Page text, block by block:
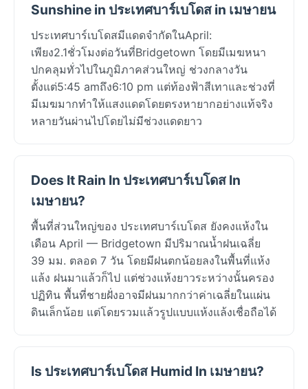
Sunshine in ประเทศบาร์เบโดส in เมษายน
ประเทศบาร์เบโดสมีแดดจำกัดในApril:
เพียง2.1ชั่วโมงต่อวันที่Bridgetown โดยมีเมฆหนา
ปกคลุมทั่วไปในภูมิภาคส่วนใหญ่ ช่วงกลางวัน
ตั้งแต่5:45 amถึง6:10 pm แต่ท้องฟ้าสีเทาและช่วงที่
มีเมฆมากทำให้แสงแดดโดยตรงหายากอย่างแท้จริง
หลายวันผ่านไปโดยไม่มีช่วงแดดยาว
Does It Rain In ประเทศบาร์เบโดส In
เมษายน?
พื้นที่ส่วนใหญ่ของ ประเทศบาร์เบโดส ยังคงแห้งใน
เดือน April — Bridgetown มีปริมาณน้ำฝนเฉลี่ย
39 มม. ตลอด 7 วัน โดยมีฝนตกน้อยลงในพื้นที่แห้ง
แล้ง ฝนมาแล้วก็ไป แต่ช่วงแห้งยาวระหว่างนั้นครอง
ปฏิทิน พื้นที่ชายฝั่งอาจมีฝนมากกว่าค่าเฉลี่ยในแผ่น
ดินเล็กน้อย แต่โดยรวมแล้วรูปแบบแห้งแล้งเชื่อถือได้
Is ประเทศบาร์เบโดส Humid In เมษายน?